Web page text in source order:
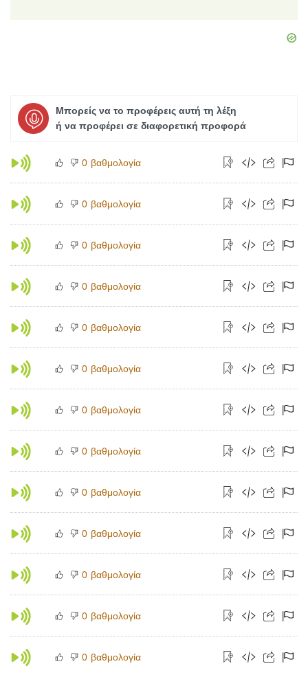
Μπορείς να το προφέρεις αυτή τη λέξη
ή να προφέρει σε διαφορετική προφορά
0 βαθμολογία
0 βαθμολογία
0 βαθμολογία
0 βαθμολογία
0 βαθμολογία
0 βαθμολογία
0 βαθμολογία
0 βαθμολογία
0 βαθμολογία
0 βαθμολογία
0 βαθμολογία
0 βαθμολογία
0 βαθμολογία